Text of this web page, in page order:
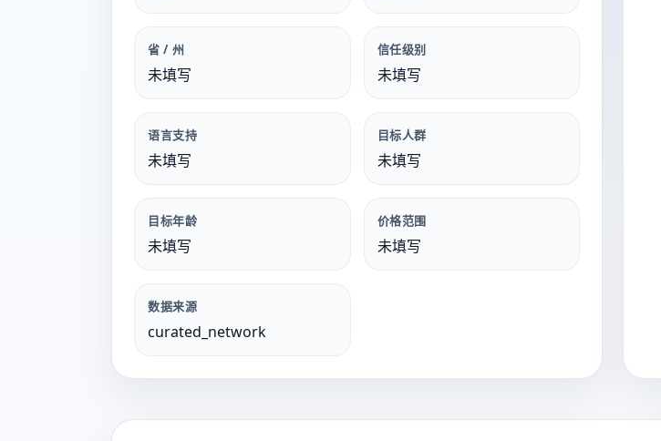
省 / 州
未填写
信任级别
未填写
语言支持
未填写
目标人群
未填写
目标年龄
未填写
价格范围
未填写
数据来源
curated_network